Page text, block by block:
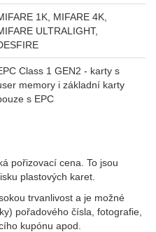
1K, MIFARE 4K,
ULTRALIGHT,
Class 1 GEN2 - karty s
memory i základní karty
s EPC
pořizovací cena. To jsou
plastových karet.
trvanlivost a je možné
pořadového čísla, fotografie,
kupónu apod.